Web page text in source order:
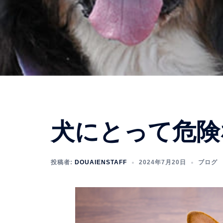
犬にとって危
投稿者: DOUAIENSTAFF 2024年7月20日 ブログ